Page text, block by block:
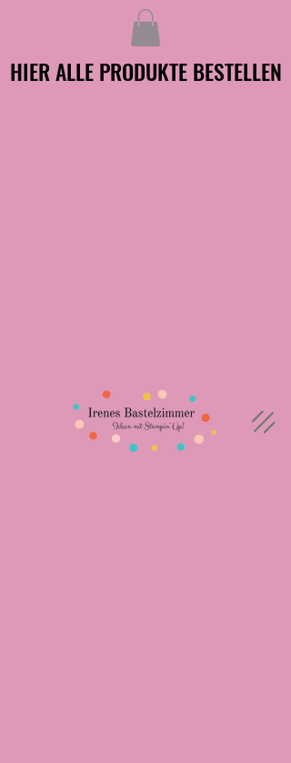
HIER ALLE PRODUKTE BESTELLEN
HIER ALLE PRODUKTE BESTELLEN